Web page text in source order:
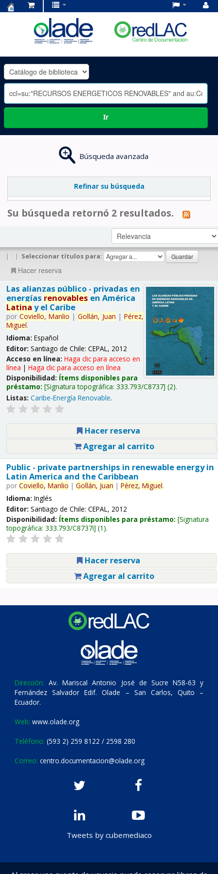
OLADE
-
Ir
Búsqueda avanzada
Refinar su búsqueda
Su búsqueda retornó 2 resultados.
| | Seleccionar títulos para:
Hacer reserva
Las alianzas público - privadas en
energías renovables en América
Latina y el Caribe
por Coviello, Manlio | Gollán, Juan | Pérez,
Miguel.
Idioma: Español
Editor: Santiago de Chile: CEPAL, 2012
Acceso en línea: Haga clic para acceso en
línea | Haga clic para acceso en línea
Disponibilidad: Ítems disponibles para
préstamo: Signatura topográfica: 333.793/C8737 (2).
Listas: Caribe-Energía Renovable.
Hacer reserva
Agregar al carrito
Public - private partnerships in renewable energy in
Latin America and the Caribbean
por Coviello, Manlio | Gollán, Juan | Pérez, Miguel.
Idioma: Inglés
Editor: Santiago de Chile: CEPAL, 2012
Disponibilidad: Ítems disponibles para préstamo: Signatura
topográfica: 333.793/C8737i (1).
Hacer reserva
Agregar al carrito
Dirección: Av. Mariscal Antonio José de Sucre N58-63 y
Fernández Salvador Edif. Olade – San Carlos, Quito –
Ecuador.
Web: www.olade.org
Teléfono: (593 2) 259 8122 / 2598 280
Correo: centro.documentacion@olade.org
Tweets by cubemediaco